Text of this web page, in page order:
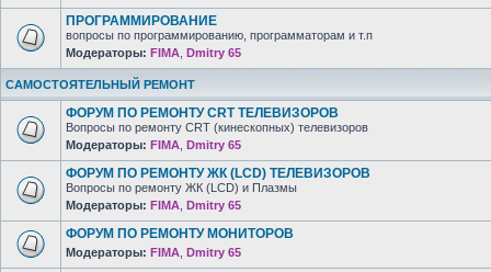
ПРОГРАММИРОВАНИЕ
вопросы по программированию, программаторам и т.п
Модераторы: FIMA Dmitry 65
САМОСТОЯТЕЛЬНЫЙ РЕМОНТ
ФОРУМ ПО РЕМОНТУ CRT ТЕЛЕВИЗОРОВ
Вопросы по ремонту CRT (кинескопных) телевизоров
Модераторы: FIMA Dmitry 65
ФОРУМ ПО РЕМОНТУ ЖК (LCD) ТЕЛЕВИЗОРОВ
Вопросы по ремонту ЖК (LCD) и Плазмы
Модераторы: FIMA Dmitry 65
ФОРУМ ПО РЕМОНТУ МОНИТОРОВ
Модераторы: FIMA Dmitry 65